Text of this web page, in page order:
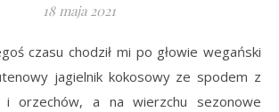
18 maja 2021
czasu chodził mi po głowie wegański
jagielnik kokosowy ze spodem z
i orzechów, a na wierzchu sezonowe